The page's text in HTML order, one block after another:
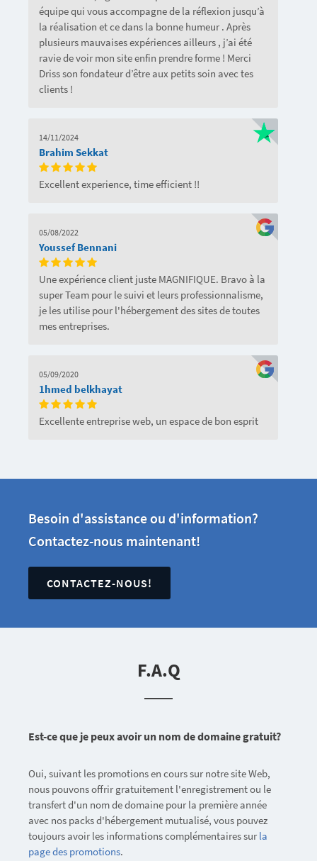
équipe qui vous accompagne de la réflexion jusqu’à
la réalisation et ce dans la bonne humeur . Après
plusieurs mauvaises expériences ailleurs , j’ai été
ravie de voir mon site enfin prendre forme ! Merci
Driss son fondateur d’être aux petits soin avec tes
clients !
14/11/2024
Brahim Sekkat
Excellent experience, time efficient !!
05/08/2022
Youssef Bennani
Une expérience client juste MAGNIFIQUE. Bravo à la
super Team pour le suivi et leurs professionnalisme,
je les utilise pour l'hébergement des sites de toutes
mes entreprises.
05/09/2020
1hmed belkhayat
Excellente entreprise web, un espace de bon esprit
Besoin d'assistance ou d'information?
Contactez-nous maintenant!
CONTACTEZ-NOUS!
F.A.Q
Est-ce que je peux avoir un nom de domaine gratuit?
Oui, suivant les promotions en cours sur notre site Web,
nous pouvons offrir gratuitement l'enregistrement ou le
transfert d'un nom de domaine pour la première année
avec nos packs d'hébergement mutualisé, vous pouvez
toujours avoir les informations complémentaires sur la
page des promotions.